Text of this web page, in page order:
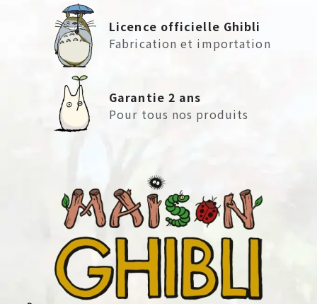
Licence officielle Ghibli
Fabrication et importation
Garantie 2 ans
Pour tous nos produits